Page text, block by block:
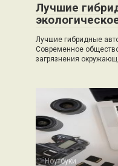
Лучшие
Лучшие гибридные
Современное
загрязнения
Ноутбуки